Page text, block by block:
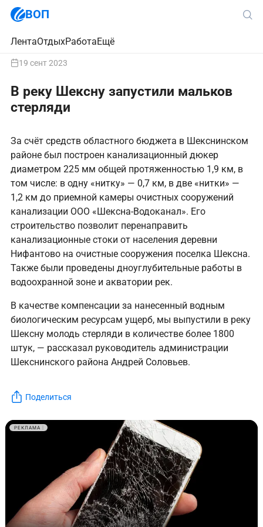
ВОП
ЛентаОтдыхРаботаЕщё
19 сент 2023
В реку Шексну запустили мальков
стерляди
За счёт средств областного бюджета в Шекснинском
районе был построен канализационный дюкер
диаметром 225 мм общей протяженностью 1,9 км, в
том числе: в одну «нитку» — 0,7 км, в две «нитки» —
1,2 км до приемной камеры очистных сооружений
канализации ООО «Шексна-Водоканал». Его
строительство позволит перенаправить
канализационные стоки от населения деревни
Нифантово на очистные сооружения поселка Шексна.
Также были проведены дноуглубительные работы в
водоохранной зоне и акватории рек.
В качестве компенсации за нанесенный водным
биологическим ресурсам ущерб, мы выпустили в реку
Шексну молодь стерляди в количестве более 1800
штук, — рассказал руководитель администрации
Шекснинского района Андрей Соловьев.
Поделиться
РЕКЛАМА